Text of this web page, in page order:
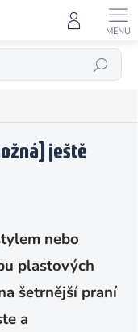
HLEDAT
ještě
nebo
plastových
šetrnější praní
a